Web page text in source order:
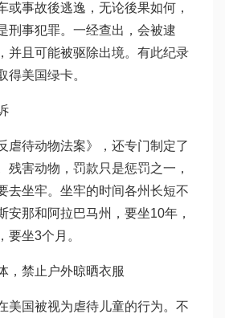
或事故後逃逸，无论後果如何，
刑事犯罪。一经查出，会被逮
并且可能被驱除出境。有此纪录
得美国绿卡。
虐待动物法案》，还专门制定了
残害动物，罚款只是惩罚之一，
去坐牢。坐牢的时间各州长短不
安那和阿拉巴马州，要坐10年，
要坐3个月。
，禁止户外晾晒衣服
美国被视为虐待儿童的行为。不